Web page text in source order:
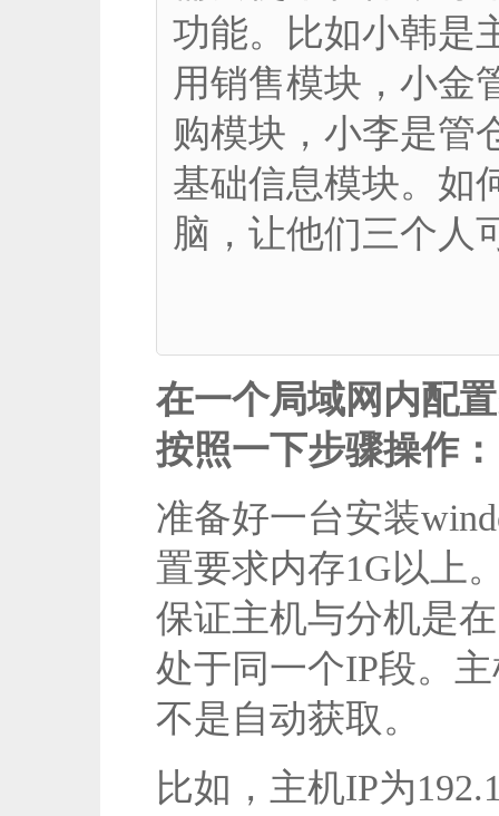
功能。比如小韩是
用销售模块，小金
购模块，小李是管
基础信息模块。如
脑，让他们三个人
在一个局域网内配
按照一下步骤操作：
准备好一台安装
置要求内存1G以上
保证主机与分机是
处于 同一个IP段。
不是自动获取。
比如，主机IP为